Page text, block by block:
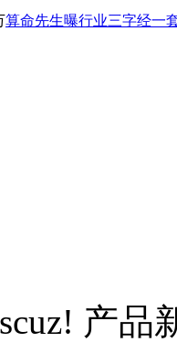
算命先生曝行业三字经一
产品